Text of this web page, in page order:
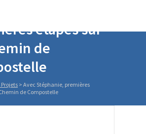
étapes sur
de
Projets > Avec Stéphanie, premières
de Compostelle